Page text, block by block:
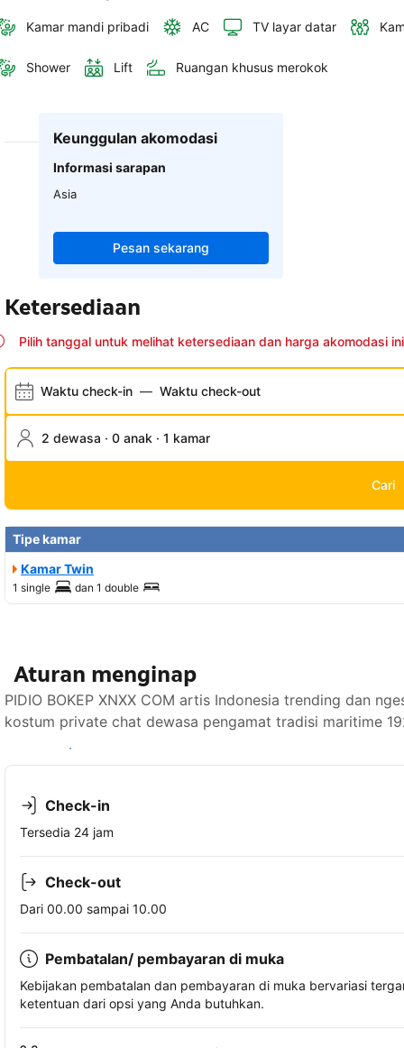
Kamar mandi pribadi AC TV layar datar
Shower Lift Ruangan khusus merokok
Keunggulan akomodasi
Informasi sarapan
Asia
Pesan sekarang
Ketersediaan
Pilih tanggal untuk melihat ketersediaan dan harga akomodasi ini
Waktu check-in — Waktu check-out
2 dewasa · 0 anak · 1 kamar
Cari
Tipe kamar
Kamar Twin
1 single dan 1 double
Aturan menginap
PIDIO BOKEP XNXX COM artis Indonesia trending dan
kostum private chat dewasa pengamat tradisi maritime
Lihat ketersediaan
Check-in
Tersedia 24 jam
Check-out
Dari 00.00 sampai 10.00
Pembatalan/ pembayaran di muka
Kebijakan pembatalan dan pembayaran di muka bervariasi
ketentuan dari opsi yang Anda butuhkan.